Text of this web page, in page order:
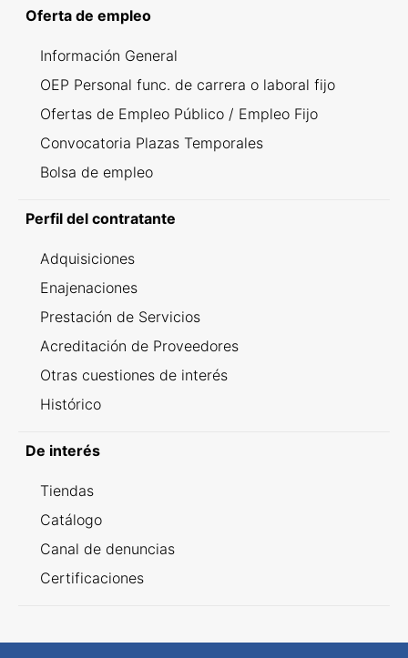
Oferta de empleo
Información General
OEP Personal func. de carrera o laboral fijo
Ofertas de Empleo Público / Empleo Fijo
Convocatoria Plazas Temporales
Bolsa de empleo
Perfil del contratante
Adquisiciones
Enajenaciones
Prestación de Servicios
Acreditación de Proveedores
Otras cuestiones de interés
Histórico
De interés
Tiendas
Catálogo
Canal de denuncias
Certificaciones